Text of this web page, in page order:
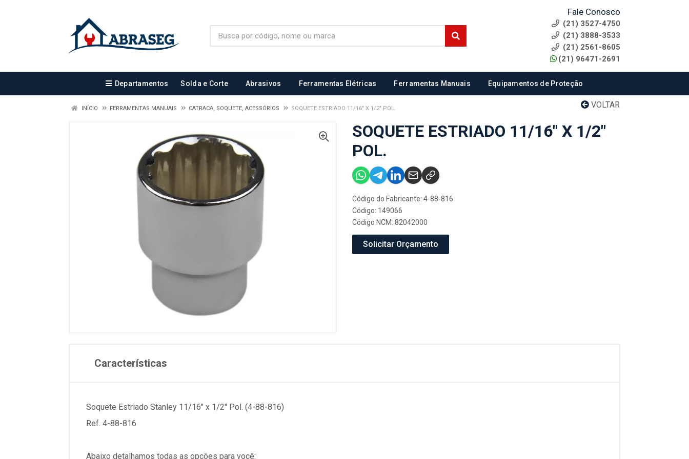
Fale Conosco
(21) 3527-4750
(21) 3888-3533
(21) 2561-8605
(21) 96471-2691
Departamentos Solda e Corte Abrasivos Ferramentas Elétricas Ferramentas Manuais Equipamentos de Proteção
VOLTAR
INÍCIO FERRAMENTAS MANUAIS CATRACA, SOQUETE, ACESSÓRIOS SOQUETE ESTRIADO 11/16" X 1/2" POL.
SOQUETE ESTRIADO 11/16" X 1/2"
POL.
Código do Fabricante: 4-88-816
Código: 149066
Código NCM: 82042000
Solicitar Orçamento
Características
Soquete Estriado Stanley 11/16" x 1/2" Pol. (4-88-816)
Ref. 4-88-816
Abaixo detalhamos todas as opções para você: